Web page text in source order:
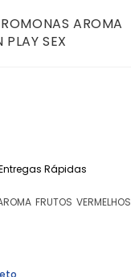
AROMA
SEX
Rápidas
FRUTOS VERMELHOS